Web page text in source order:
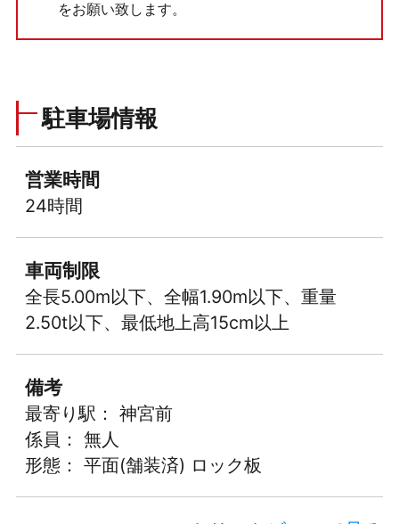
をお願い致します。
駐車場情報
営業時間
24時間
車両制限
全長5.00m以下、全幅1.90m以下、重量
2.50t以下、最低地上高15cm以上
備考
最寄り駅： 神宮前
係員： 無人
形態： 平面(舗装済) ロック板